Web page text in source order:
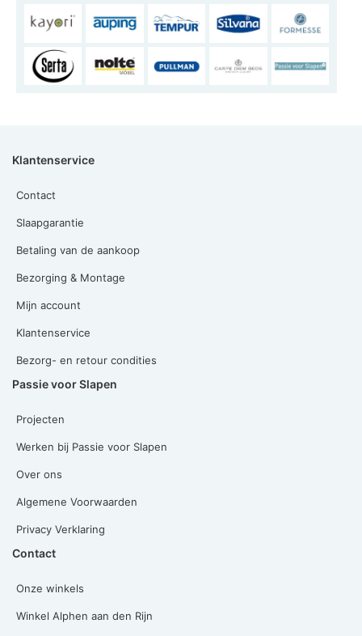
Klantenservice
Contact
Slaapgarantie
Betaling van de aankoop
Bezorging & Montage
Mijn account
Klantenservice
Bezorg- en retour condities
Passie voor Slapen
Projecten
Werken bij Passie voor Slapen
Over ons
Algemene Voorwaarden
Privacy Verklaring
Contact
Onze winkels
Winkel Alphen aan den Rijn